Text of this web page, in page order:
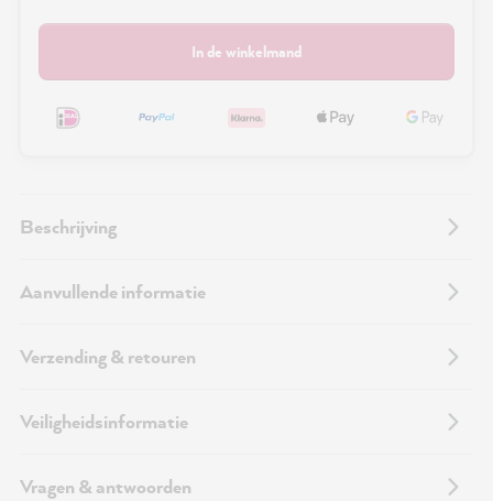
In de winkelmand
Beschrijving
Aanvullende informatie
Verzending & retouren
Veiligheidsinformatie
Vragen & antwoorden